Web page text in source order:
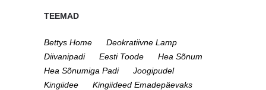
TEEMAD
Bettys Home
Deokratiivne Lamp
Diivanipadi
Eesti Toode
Hea Sõnum
Hea Sõnumiga Padi
Joogipudel
Kingiidee
Kingiideed Emadepäevaks